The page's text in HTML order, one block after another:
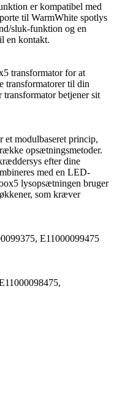
er kompatibel med
til WarmWhite spotlys
sluk-funktion og en
en kontakt.
transformator for at
transformatorer til din
transformator betjener sit
et modulbaseret princip,
opsætningsmetoder.
efter dine
med en LED-
lysopsætningen bruger
som kræver
E11000099475